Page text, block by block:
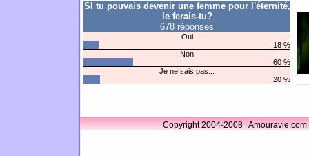
SI tu pouvais devenir une femme pour l'éternité,
le ferais-tu?
678 réponses
Oui
18 %
Non
60 %
Je ne sais pas...
20 %
Copyright 2004-2008 |